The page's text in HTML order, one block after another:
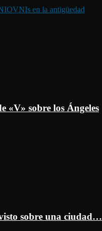
OVNIs en la antigüedad
«V» sobre los Ángeles
sobre una ciudad…